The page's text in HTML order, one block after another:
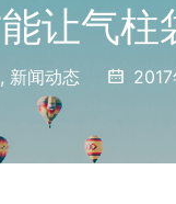
让气柱
, 新闻动态